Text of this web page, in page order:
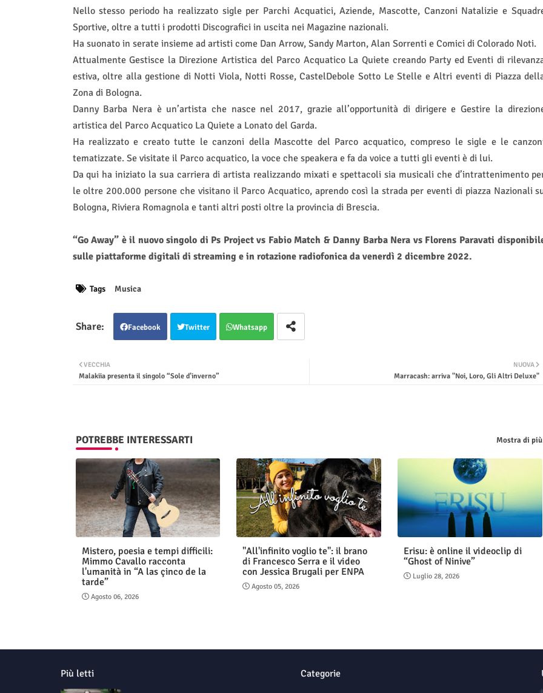
Nello stesso periodo ha realizzato sigle per Parchi Acquatici, Aziende, Mascotte, Canzoni Natalizie e
Sportive, oltre a tutti i prodotti Discografici in uscita nei Magazine nazionali.
Ha suonato in serate insieme ad artisti come Dan Arrow, Sandy Marton, Alan Sorrenti e Comici di Colorado Noti.
Attualmente Gestisce la Direzione Artistica del Parco Acquatico La Quiete creando Party ed Eventi di
estiva, oltre alla gestione di Notti Viola, Notti Rosse, CastelDebole Sotto Le Stelle e Altri eventi di Piazza
Zona di Bologna.
Danny Barba Nera è un’artista che nasce nel 2017, grazie all’opportunità di dirigere e Gestire la
artistica del Parco Acquatico La Quiete a Lonato del Garda.
Ha realizzato e creato tutte le canzoni della Mascotte del Parco acquatico, compreso le sigle e le
tematizzate. Se visitate il Parco acquatico, la voce che speakera e fa da voice a tutti gli eventi è di lui.
Da qui ha iniziato la sua carriera di artista realizzando mixati e spettacoli sia musicali che d’intrattenimento
le oltre 200.000 persone che visitano il Parco Acquatico, aprendo così la strada per eventi di piazza Nazionali
Bologna, Riviera Romagnola e tanti altri posti oltre la provincia di Brescia.
“Go Away” è il nuovo singolo di Ps Project vs Fabio Match & Danny Barba Nera vs Florens Paravati
sulle piattaforme digitali di streaming e in rotazione radiofonica da venerdì 2 dicembre 2022.
Tags Musica
Facebook Twitter Whatsapp
NUOVA
Marracash: arriva "Noi, Loro, Gli Altri Deluxe"
VECCHIA
Malakiia presenta il singolo “Sole d’inverno”
POTREBBE INTERESSARTI Mostra di più
Mistero, poesia e tempi difficili:
Mimmo Cavallo racconta
l'umanità in “A las çinco de la
tarde”
Agosto 06, 2026
"All'infinito voglio te": il brano
di Francesco Serra e il video
con Jessica Brugali per ENPA
Agosto 05, 2026
Erisu: è online il videoclip di
“Ghost of Ninive”
Luglio 28, 2026
Più letti Categorie